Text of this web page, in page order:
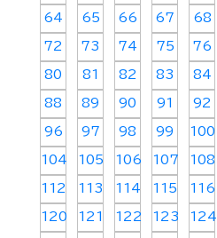
64 65 66 67 68
72 73 74 75 76
80 81 82 83 84
88 89 90 91 92
96 97 98 99 100
104 105 106 107 108
112 113 114 115 116
120 121 122 123 124